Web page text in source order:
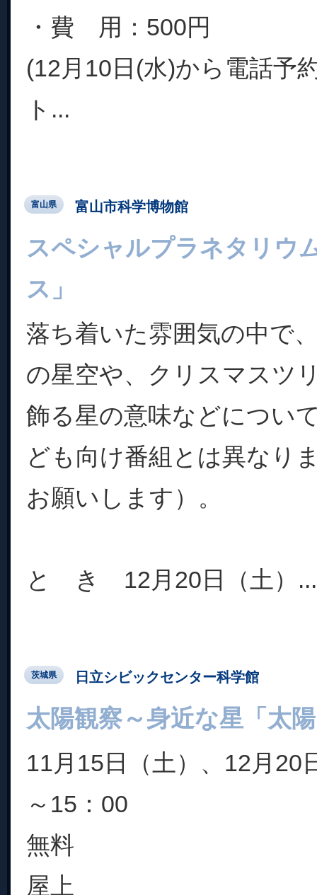
・費 用：500円
(12月10日(水)から電話予
ト...
富山県 富山市科学博物館
スペシャルプラネタリウ
ス」
落ち着いた雰囲気の中で
の星空や、クリスマスツ
飾る星の意味などについ
ども向け番組とは異なり
お願いします）。
と き 12月20日（土）...
茨城県 日立シビックセンター科学館
太陽観察～身近な星「太
11月15日（土）、12月20
～15：00
無料
屋上